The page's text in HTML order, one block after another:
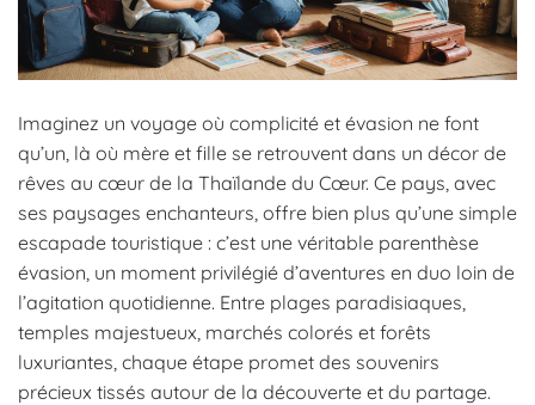
Imaginez un voyage où complicité et évasion ne font
qu’un, là où mère et fille se retrouvent dans un décor de
rêves au cœur de la Thaïlande du Cœur. Ce pays, avec
ses paysages enchanteurs, offre bien plus qu’une simple
escapade touristique : c’est une véritable parenthèse
évasion, un moment privilégié d’aventures en duo loin de
l’agitation quotidienne. Entre plages paradisiaques,
temples majestueux, marchés colorés et forêts
luxuriantes, chaque étape promet des souvenirs
précieux tissés autour de la découverte et du partage.